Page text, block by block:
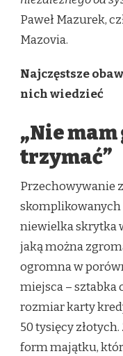
Paweł Mazurek,
Mazovia.
Najczęstsze
nich wiedzieć
„Nie
trzymać”
Przechowywanie
skomplikowanych
niewielka skrytka
jaką można
ogromna w
miejsca – sztabka
rozmiar karty
50 tysięcy
form majątku,